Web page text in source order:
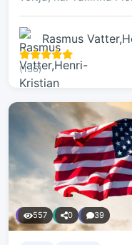
Rasmus
(136)
557 0 39